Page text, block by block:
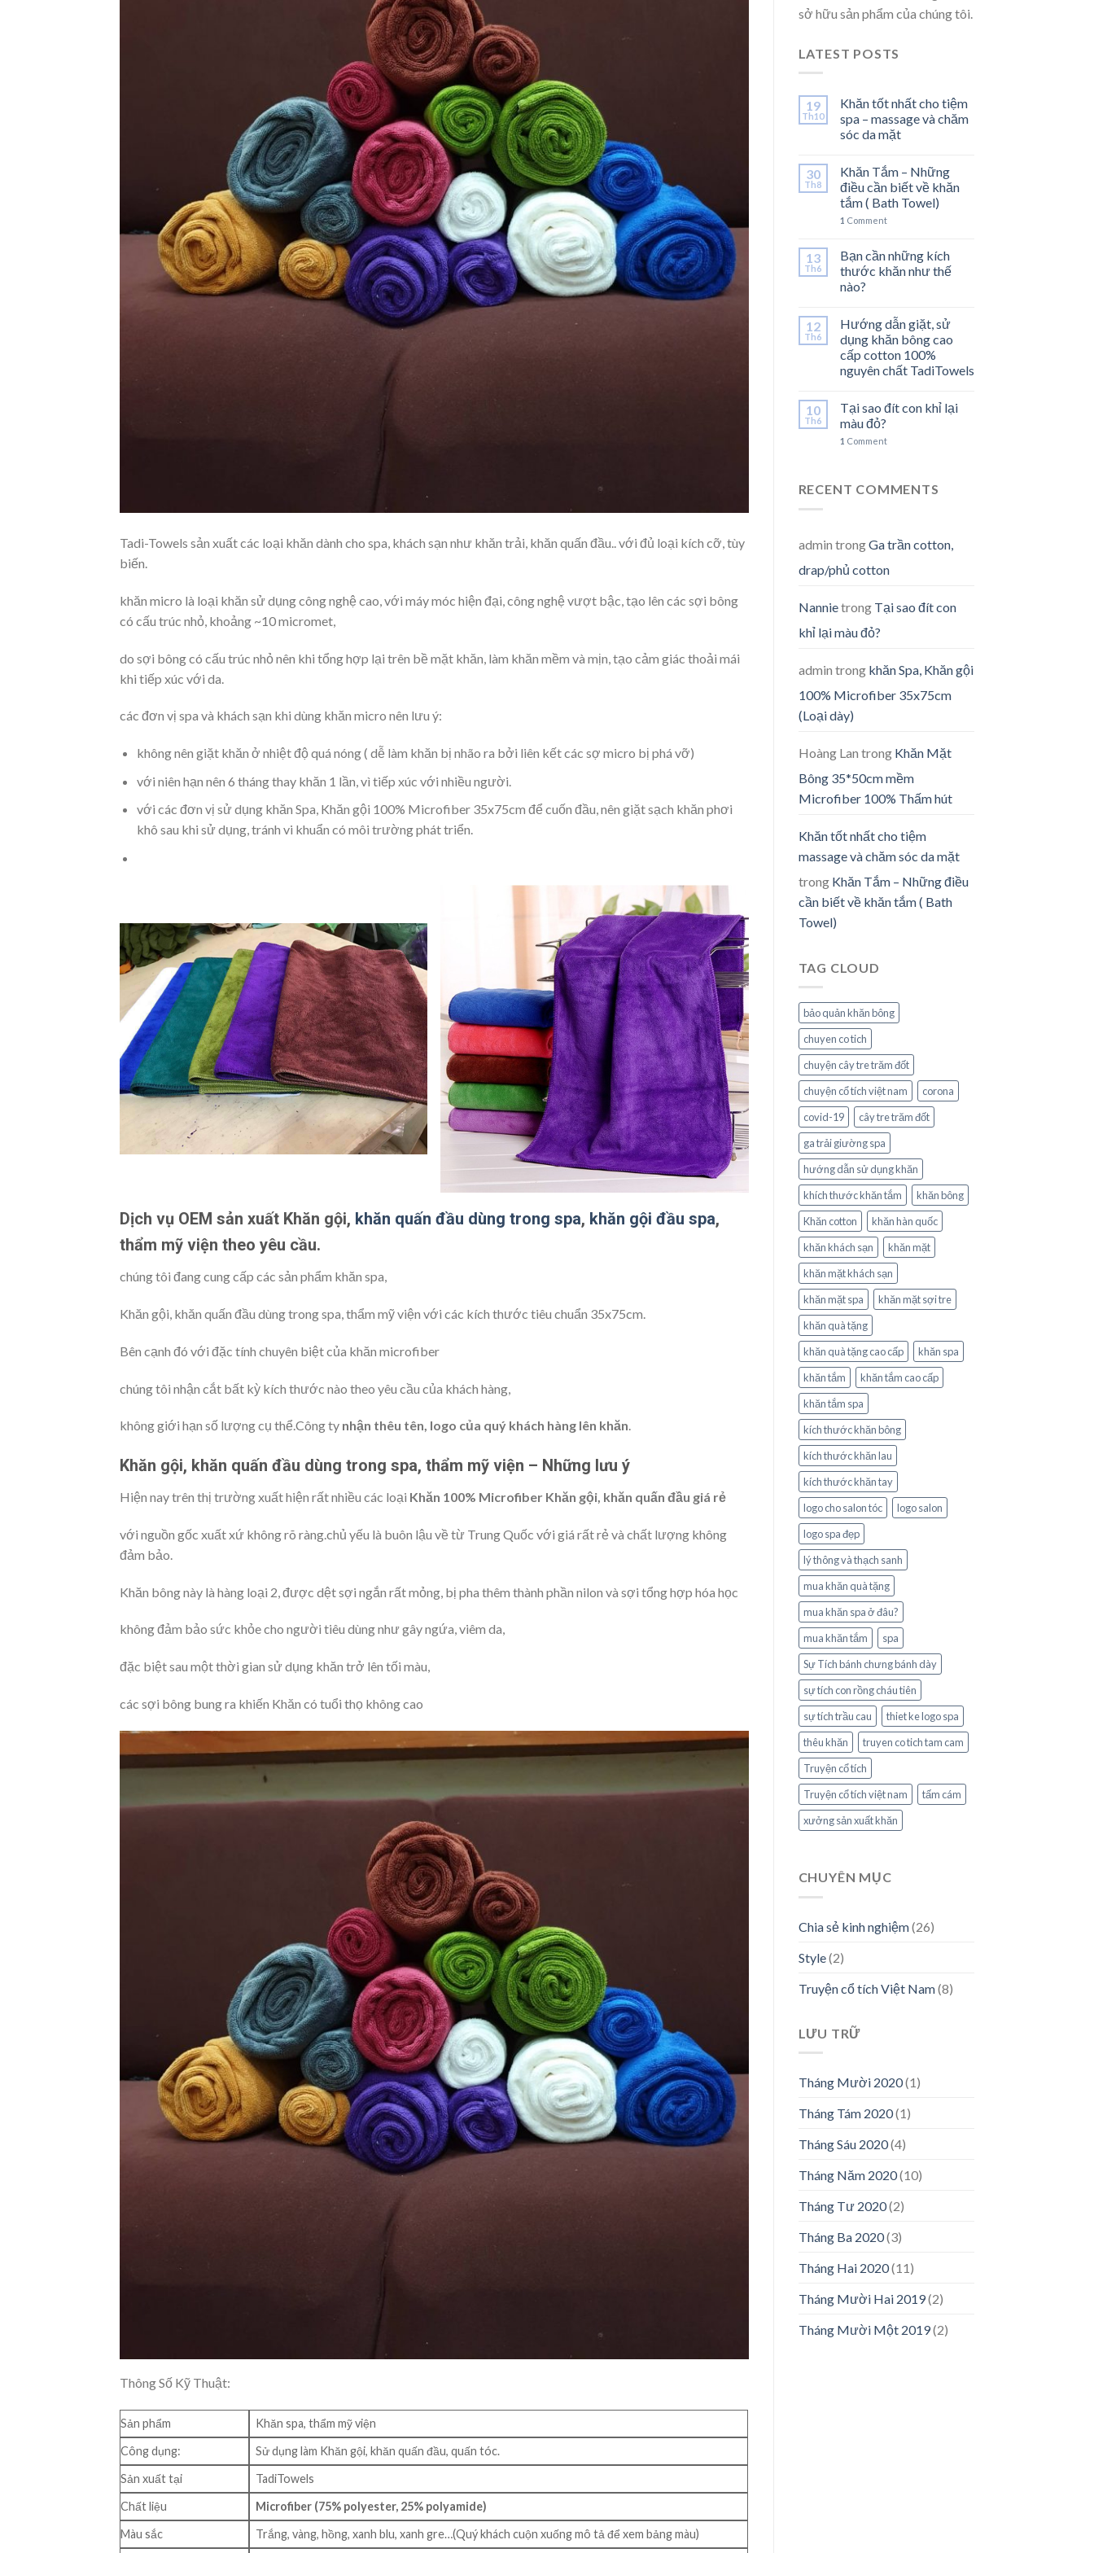
Tadi-Towels sản xuất các loại khăn dành cho spa, khách sạn như khăn trải, khăn quấn đầu.. với đủ loại kích cỡ, tùy
biến.
khăn micro là loại khăn sử dụng công nghệ cao, với máy móc hiện đại, công nghệ vượt bậc, tạo lên các sợi bông
có cấu trúc nhỏ, khoảng ~10 micromet,
do sợi bông có cấu trúc nhỏ nên khi tổng hợp lại trên bề mặt khăn, làm khăn mềm và mịn, tạo cảm giác thoải mái
khi tiếp xúc với da.
các đơn vị spa và khách sạn khi dùng khăn micro nên lưu ý:
không nên giặt khăn ở nhiệt độ quá nóng ( dễ làm khăn bị nhão ra bởi liên kết các sợ micro bị phá vỡ)
với niên hạn nên 6 tháng thay khăn 1 lần, vì tiếp xúc với nhiều người.
với các đơn vị sử dụng khăn Spa, Khăn gội 100% Microfiber 35x75cm để cuốn đầu, nên giặt sạch khăn phơi
khô sau khi sử dụng, tránh vi khuẩn có môi trường phát triển.
Dịch vụ OEM sản xuất Khăn gội, khăn quấn đầu dùng trong spa, khăn gội đầu spa,
thẩm mỹ viện theo yêu cầu.
chúng tôi đang cung cấp các sản phẩm khăn spa,
Khăn gội, khăn quấn đầu dùng trong spa, thẩm mỹ viện với các kích thước tiêu chuẩn 35x75cm.
Bên cạnh đó với đặc tính chuyên biệt của khăn microfiber
chúng tôi nhận cắt bất kỳ kích thước nào theo yêu cầu của khách hàng,
không giới hạn số lượng cụ thể.Công ty nhận thêu tên, logo của quý khách hàng lên khăn.
Khăn gội, khăn quấn đầu dùng trong spa, thẩm mỹ viện – Những lưu ý
Hiện nay trên thị trường xuất hiện rất nhiều các loại Khăn 100% Microfiber Khăn gội, khăn quấn đầu giá rẻ
với nguồn gốc xuất xứ không rõ ràng.chủ yếu là buôn lậu về từ Trung Quốc với giá rất rẻ và chất lượng không
đảm bảo.
Khăn bông này là hàng loại 2, được dệt sợi ngắn rất mỏng, bị pha thêm thành phần nilon và sợi tổng hợp hóa học
không đảm bảo sức khỏe cho người tiêu dùng như gây ngứa, viêm da,
đặc biệt sau một thời gian sử dụng khăn trở lên tối màu,
các sợi bông bung ra khiến Khăn có tuổi thọ không cao
Thông Số Kỹ Thuật:
Sản phẩm
Khăn spa, thẩm mỹ viện
Công dụng:
Sử dụng làm Khăn gội, khăn quấn đầu, quấn tóc.
Sản xuất tại
TadiTowels
Chất liệu
Microfiber (75% polyester, 25% polyamide)
Màu sắc
Trắng, vàng, hồng, xanh blu, xanh gre…(Quý khách cuộn xuống mô tả để xem bảng màu)
sở hữu sản phẩm của chúng tôi.
LATEST POSTS
19
Th10
Khăn tốt nhất cho tiệm
spa – massage và chăm
sóc da mặt
30
Th8
Khăn Tắm – Những
điều cần biết về khăn
tắm ( Bath Towel)
1 Comment
13
Th6
Bạn cần những kích
thước khăn như thế
nào?
12
Th6
Hướng dẫn giặt, sử
dụng khăn bông cao
cấp cotton 100%
nguyên chất TadiTowels
10
Th6
Tại sao đít con khỉ lại
màu đỏ?
1 Comment
RECENT COMMENTS
admin trongGa trần cotton,
drap/phủ cotton
Nannietrong Tại sao đít con
khỉ lại màu đỏ?
admin trong khăn Spa, Khăn gội
100% Microfiber 35x75cm
(Loại dày)
Hoàng Lan trong Khăn Mặt
Bông 35*50cm mềm
Microfiber 100% Thấm hút
Khăn tốt nhất cho tiệm
massage và chăm sóc da mặt
trong Khăn Tắm – Những điều
cần biết về khăn tắm ( Bath
Towel)
TAG CLOUD
bảo quản khăn bông
chuyen co tich
chuyện cây tre trăm đốt
chuyện cổ tích việt nam
corona
covid-19
cây tre trăm đốt
ga trải giường spa
hướng dẫn sử dụng khăn
khích thước khăn tắm
khăn bông
Khăn cotton
khăn hàn quốc
khăn khách sạn
khăn mặt
khăn mặt khách sạn
khăn mặt spa
khăn mặt sợi tre
khăn quà tặng
khăn quà tặng cao cấp
khăn spa
khăn tắm
khăn tắm cao cấp
khăn tắm spa
kích thước khăn bông
kích thước khăn lau
kích thước khăn tay
logo cho salon tóc
logo salon
logo spa đẹp
lý thông và thạch sanh
mua khăn quà tặng
mua khăn spa ở đâu?
mua khăn tắm
spa
Sự Tích bánh chưng bánh dày
sự tích con rồng cháu tiên
sự tích trầu cau
thiet ke logo spa
thêu khăn
truyen co tich tam cam
Truyện cổ tích
Truyện cổ tích việt nam
tấm cám
xưởng sản xuất khăn
CHUYÊN MỤC
Chia sẻ kinh nghiệm(26)
Style(2)
Truyện cổ tích Việt Nam(8)
LƯU TRỮ
Tháng Mười 2020(1)
Tháng Tám 2020(1)
Tháng Sáu 2020(4)
Tháng Năm 2020(10)
Tháng Tư 2020(2)
Tháng Ba 2020(3)
Tháng Hai 2020(11)
Tháng Mười Hai 2019(2)
Tháng Mười Một 2019(2)